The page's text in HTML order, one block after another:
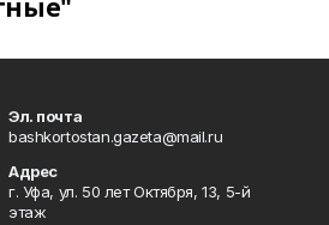
Эл. почта
bashkortostan.gazeta@mail.ru
Адрес
г. Уфа, ул. 50 лет Октября, 13, 5-й
этаж